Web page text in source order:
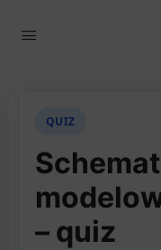
QUIZ
– quiz